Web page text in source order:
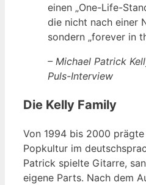
einen „One-Life-
die nicht nach einer
sondern „forever in
– Michael Patrick
Puls-Interview
Die Kelly Family
Von 1994 bis 2000
Popkultur im
Patrick spielte Gitarre,
eigene Parts. Nach dem